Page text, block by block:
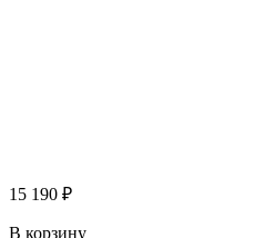
15 190 ₽
В корзину